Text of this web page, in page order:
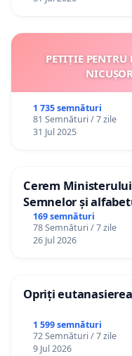
PETIȚIE PENTRU
1 735 semnături
81 Semnături / 7 zile
31 Jul 2025
Cerem
Semnelor și
Republica Moldova!
169 semnături
78 Semnături / 7 zile
26 Jul 2026
Opriți
1 599 semnături
72 Semnături / 7 zile
9 Jul 2026